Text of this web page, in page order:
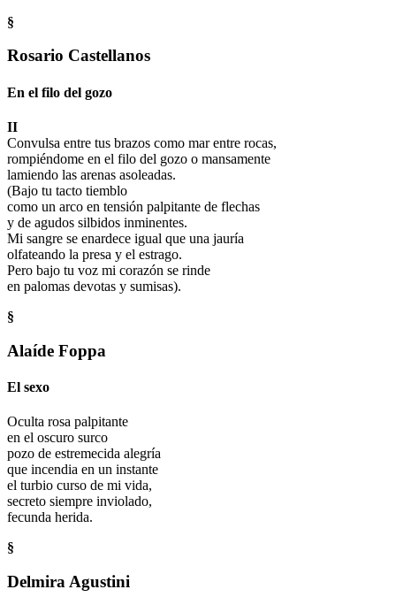
§
Rosario Castellanos
En el filo del gozo
II
Convulsa entre tus brazos como mar entre rocas,
rompiéndome en el filo del gozo o mansamente
lamiendo las arenas asoleadas.
(Bajo tu tacto tiemblo
como un arco en tensión palpitante de flechas
y de agudos silbidos inminentes.
Mi sangre se enardece igual que una jauría
olfateando la presa y el estrago.
Pero bajo tu voz mi corazón se rinde
en palomas devotas y sumisas).
§
Alaíde Foppa
El sexo
Oculta rosa palpitante
en el oscuro surco
pozo de estremecida alegría
que incendia en un instante
el turbio curso de mi vida,
secreto siempre inviolado,
fecunda herida.
§
Delmira Agustini